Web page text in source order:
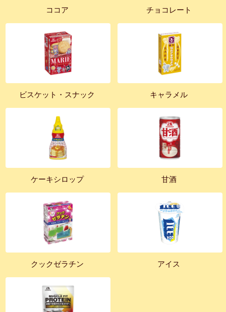
ココア チョコレート
ビスケット・スナック キャラメル
ケーキシロップ 甘酒
クックゼラチン アイス